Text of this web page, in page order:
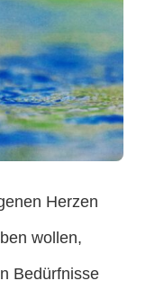
Herzen
wollen,
Bedürfnisse